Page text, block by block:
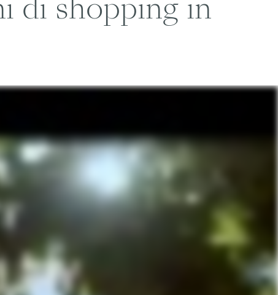
di shopping in